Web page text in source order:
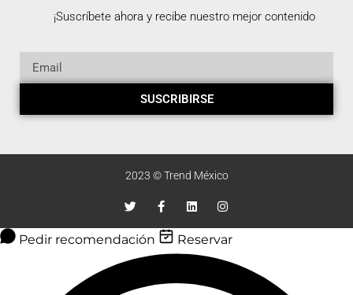
¡Suscríbete ahora y recibe nuestro mejor contenido
SUSCRIBIRSE
2023 © Trend México
Pedir recomendación Reservar